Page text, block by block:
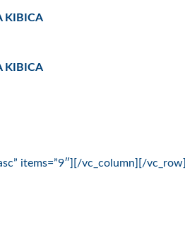
KIBICA
KIBICA
items=”9″][/vc_column][/vc_row]